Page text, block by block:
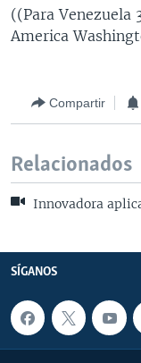
((Para Venezuela
America
Compartir
Relacionados
Innovadora
SÍGANOS